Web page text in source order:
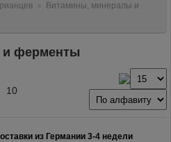
>
Витамины, минералы и
ферменты
10
из Германии 3-4 недели